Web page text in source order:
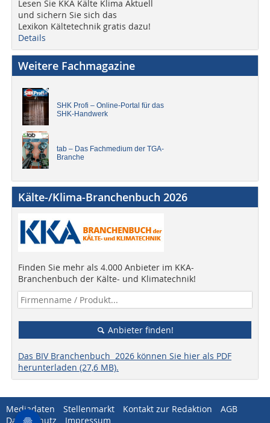
Lesen Sie KKA Kälte Klima Aktuell
und sichern Sie sich das
Lexikon Kältetechnik gratis dazu!
Details
Weitere Fachmagazine
SHK Profi – Online-Portal für das
SHK-Handwerk
tab – Das Fachmedium der TGA-
Branche
Kälte-/Klima-Branchenbuch 2026
Finden Sie mehr als 4.000 Anbieter im KKA-
Branchenbuch der Kälte- und Klimatechnik!
Anbieter finden!
Das BIV Branchenbuch 2026 können Sie hier als PDF
herunterladen (27,6 MB).
Mediadaten Stellenmarkt Kontakt zur Redaktion
AGB
Datenschutz
Impressum